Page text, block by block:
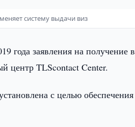
систему выдачи виз
года заявления на получение
центр TLScontact Center.
с целью